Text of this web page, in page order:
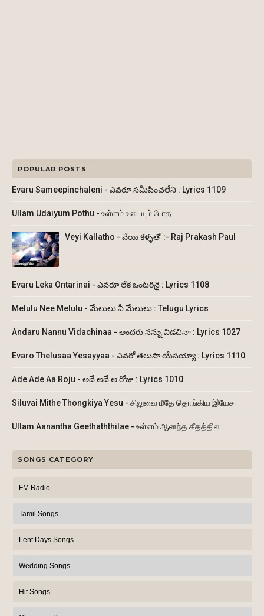
POPULAR POSTS
Evaru Sameepinchaleni - ఎవరూ సమీపించలేని : Lyrics 1109
Ullam Udaiyum Pothu - உள்ளம் உடையும் போத
Veyi Kallatho - వేయి కళ్ళతో :- Raj Prakash Paul
Evaru Leka Ontarinai - ఎవరూ లేక ఒంటరినై : Lyrics 1108
Melulu Nee Melulu - మేలులు నీ మేలులు : Telugu Lyrics
Andaru Nannu Vidachinaa - అందరు నన్ను విడచినా : Lyrics 1027
Evaro Thelusaa Yesayyaa - ఎవరో తెలుసా యేసయ్యా : Lyrics 1110
Ade Ade Aa Roju - అదే అదే ఆ రోజు : Lyrics 1010
Siluvai Mithe Thongkiya Yesu - சிலுவை மீதே தொங்கிய இயேச
Ullam Aanantha Geethaththilae - உள்ளம் ஆனந்த கீதத்தில
SONGS CATEGORY
FM Radio
Tamil Songs
Lent Days Songs
Wedding Songs
Hit Songs